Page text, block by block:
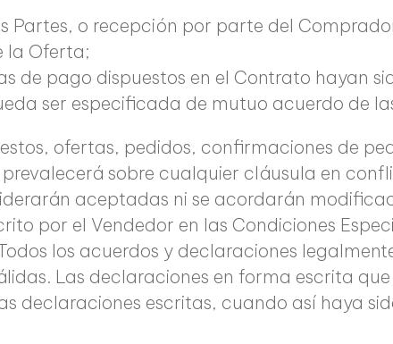
o recepción por parte del
la Oferta;
de pago dispuestos en el Contrato hayan
ser especificada de mutuo acuerdo de
ofertas, pedidos, confirmaciones de
sobre cualquier cláusula en
aceptadas ni se acordarán
por el Vendedor en las Condiciones
los acuerdos y declaraciones
Las declaraciones en forma escrita
declaraciones escritas, cuando así haya